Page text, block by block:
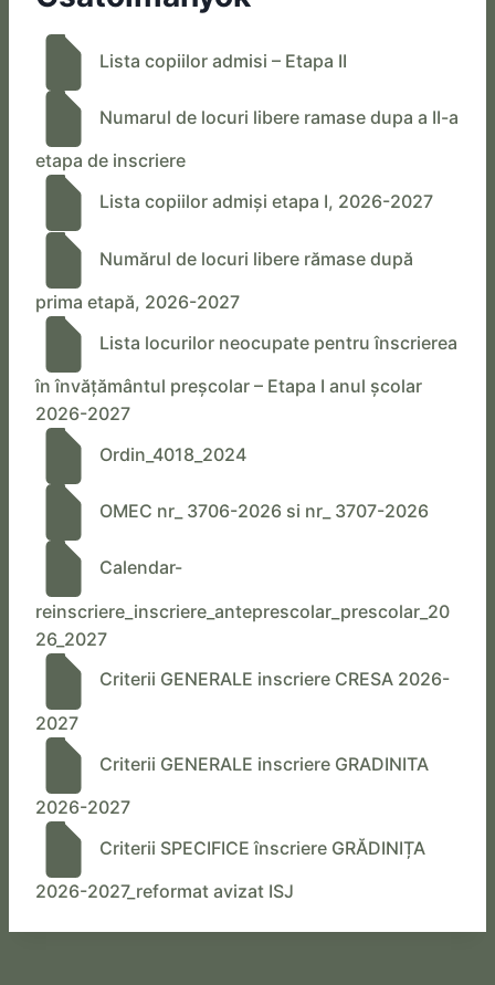
Lista copiilor admisi – Etapa II
Numarul de locuri libere ramase dupa a II-a
etapa de inscriere
Lista copiilor admiși etapa I, 2026-2027
Numărul de locuri libere rămase după
prima etapă, 2026-2027
Lista locurilor neocupate pentru înscrierea
în învățământul preșcolar – Etapa I anul școlar
2026-2027
Ordin_4018_2024
OMEC nr_ 3706-2026 si nr_ 3707-2026
Calendar-
reinscriere_inscriere_anteprescolar_prescolar_20
26_2027
Criterii GENERALE inscriere CRESA 2026-
2027
Criterii GENERALE inscriere GRADINITA
2026-2027
Criterii SPECIFICE înscriere GRĂDINIȚA
2026-2027_reformat avizat ISJ